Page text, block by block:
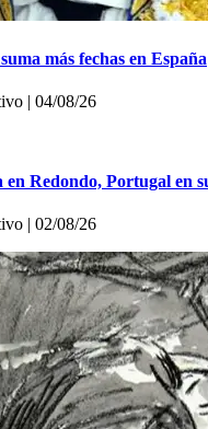
más fechas en España
| 04/08/26
Redondo, Portugal en
| 02/08/26